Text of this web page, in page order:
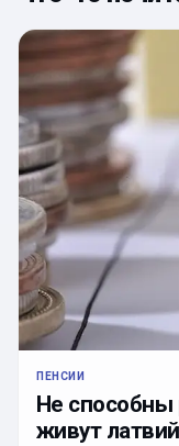
ПЕНСИИ
Не способны
живут